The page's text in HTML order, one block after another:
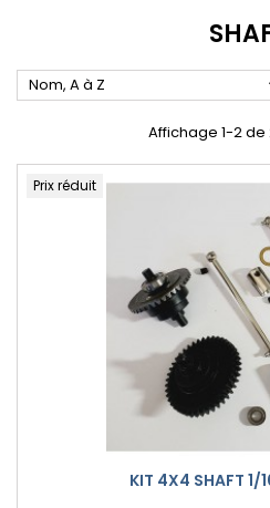
Nom, A à Z
Affichage 1-2
Prix réduit
KIT 4X4 SHAFT 1/